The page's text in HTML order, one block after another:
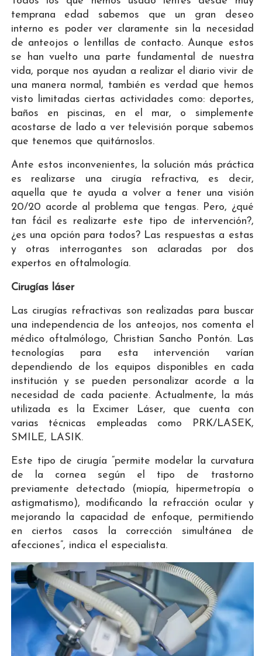
temprana edad sabemos que un gran deseo
interno es poder ver claramente sin la necesidad
de anteojos o lentillas de contacto. Aunque estos
se han vuelto una parte fundamental de nuestra
vida, porque nos ayudan a realizar el diario vivir de
una manera normal, también es verdad que hemos
visto limitadas ciertas actividades como: deportes,
baños en piscinas, en el mar, o simplemente
acostarse de lado a ver televisión porque sabemos
que tenemos que quitárnoslos.
Ante estos inconvenientes, la solución más práctica
es realizarse una cirugía refractiva, es decir,
aquella que te ayuda a volver a tener una visión
20/20 acorde al problema que tengas. Pero, ¿qué
tan fácil es realizarte este tipo de intervención?,
¿es una opción para todos? Las respuestas a estas
y otras interrogantes son aclaradas por dos
expertos en oftalmología.
Cirugías láser
Las cirugías refractivas son realizadas para buscar
una independencia de los anteojos, nos comenta el
médico oftalmólogo, Christian Sancho Pontón. Las
tecnologías para esta intervención varían
dependiendo de los equipos disponibles en cada
institución y se pueden personalizar acorde a la
necesidad de cada paciente. Actualmente, la más
utilizada es la Excimer Láser, que cuenta con
varias técnicas empleadas como PRK/LASEK,
SMILE, LASIK.
Este tipo de cirugía “permite modelar la curvatura
de la cornea según el tipo de trastorno
previamente detectado (miopía, hipermetropía o
astigmatismo), modificando la refracción ocular y
mejorando la capacidad de enfoque, permitiendo
en ciertos casos la corrección simultánea de
afecciones”, indica el especialista.